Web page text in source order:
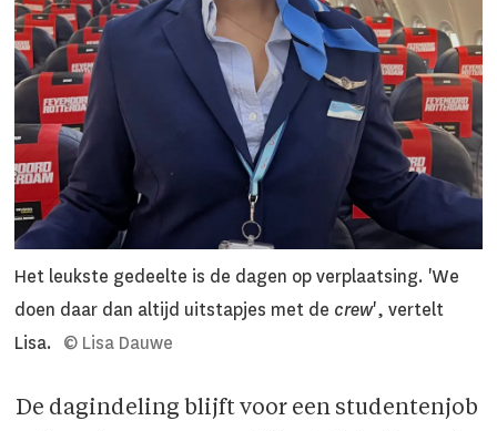
Het leukste gedeelte is de dagen op verplaatsing. 'We
doen daar dan altijd uitstapjes met de crew', vertelt
Lisa. © Lisa Dauwe
De dagindeling blijft voor een studentenjob